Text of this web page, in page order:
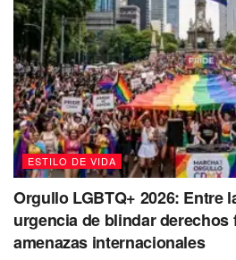
Tags: Espectáculos Grammys
ESTILO DE VIDA
Orgullo LGBTQ+ 2026: Entre
urgencia de blindar derechos
amenazas internacionales